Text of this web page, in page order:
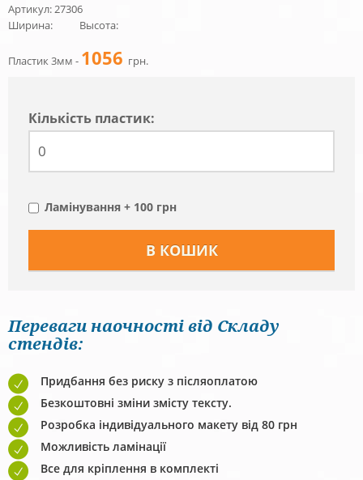
Артикул: 27306
Ширина:
Высота:
Пластик 3мм - 1056 грн.
Кiлькiсть пластик:
Ламінування + 100 грн
Переваги наочності від Складу
стендів:
Придбання без риску з післяоплатою
Безкоштовні зміни змісту тексту.
Розробка індивідуального макету від 80 грн
Можливість ламінації
Все для кріплення в комплекті